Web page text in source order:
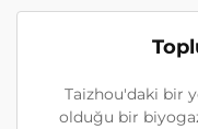
Taizhou'daki bir
olduğu bir